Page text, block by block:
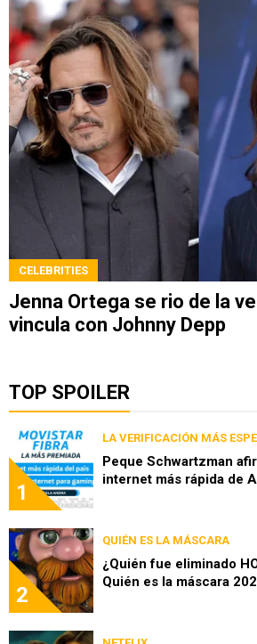
CELEBRITIES
Jenna Ortega se rio de la
vincula con Johnny Depp
TOP SPOILER
1
LA VERIFICACIÓN MÁS
Peque Schwartzman
internet más rápida de
2
QUIÉN ES LA MÁSCARA
¿Quién fue eliminado
Quién es la máscara